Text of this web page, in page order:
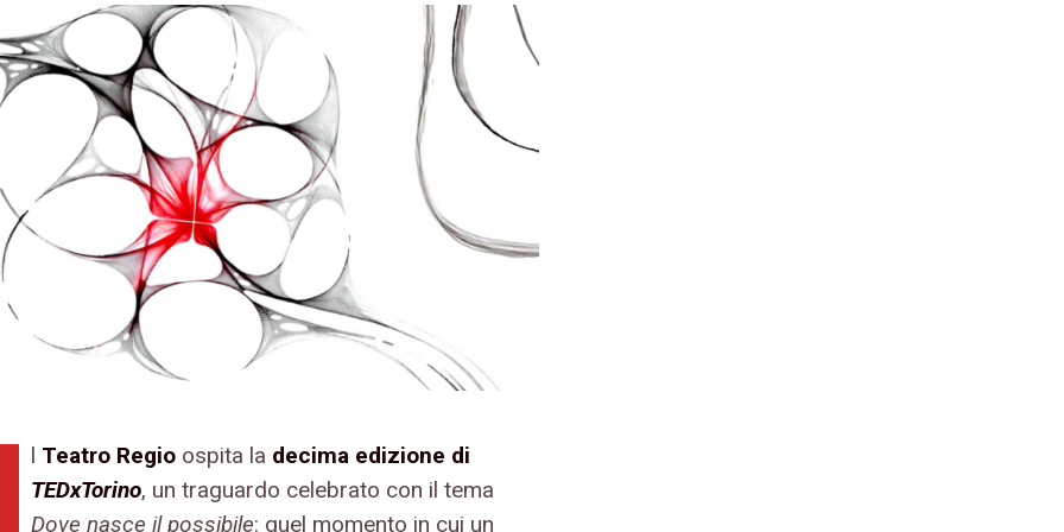
l Teatro Regio ospita la decima edizione di
TEDxTorino, un traguardo celebrato con il tema
Dove nasce il possibile: quel momento in cui un